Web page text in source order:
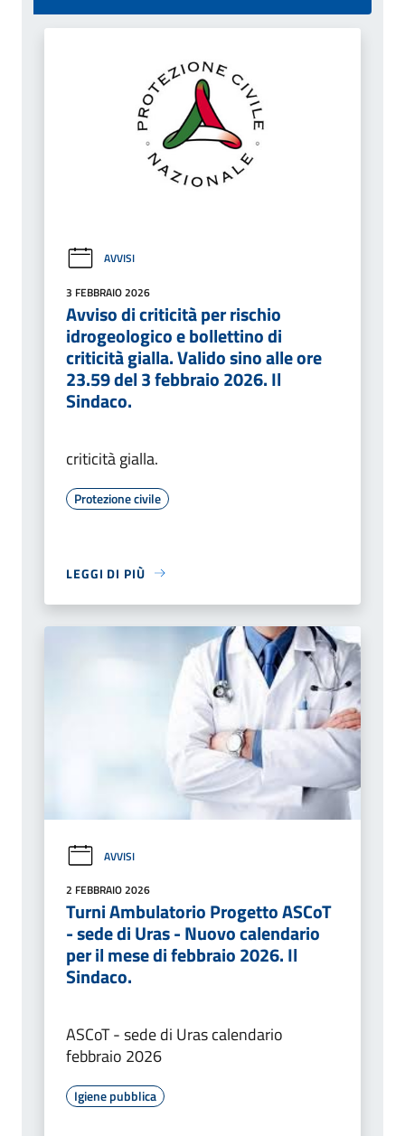
AVVISI
3 FEBBRAIO 2026
Avviso di criticità per rischio
idrogeologico e bollettino di
criticità gialla. Valido sino alle ore
23.59 del 3 febbraio 2026. Il
Sindaco.
criticità gialla.
Protezione civile
LEGGI DI PIÙ
AVVISI
2 FEBBRAIO 2026
Turni Ambulatorio Progetto ASCoT
- sede di Uras - Nuovo calendario
per il mese di febbraio 2026. Il
Sindaco.
ASCoT - sede di Uras calendario
febbraio 2026
Igiene pubblica